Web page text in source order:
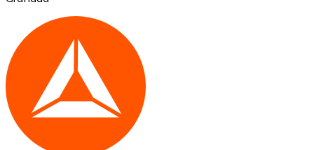
Ethereum
ETH